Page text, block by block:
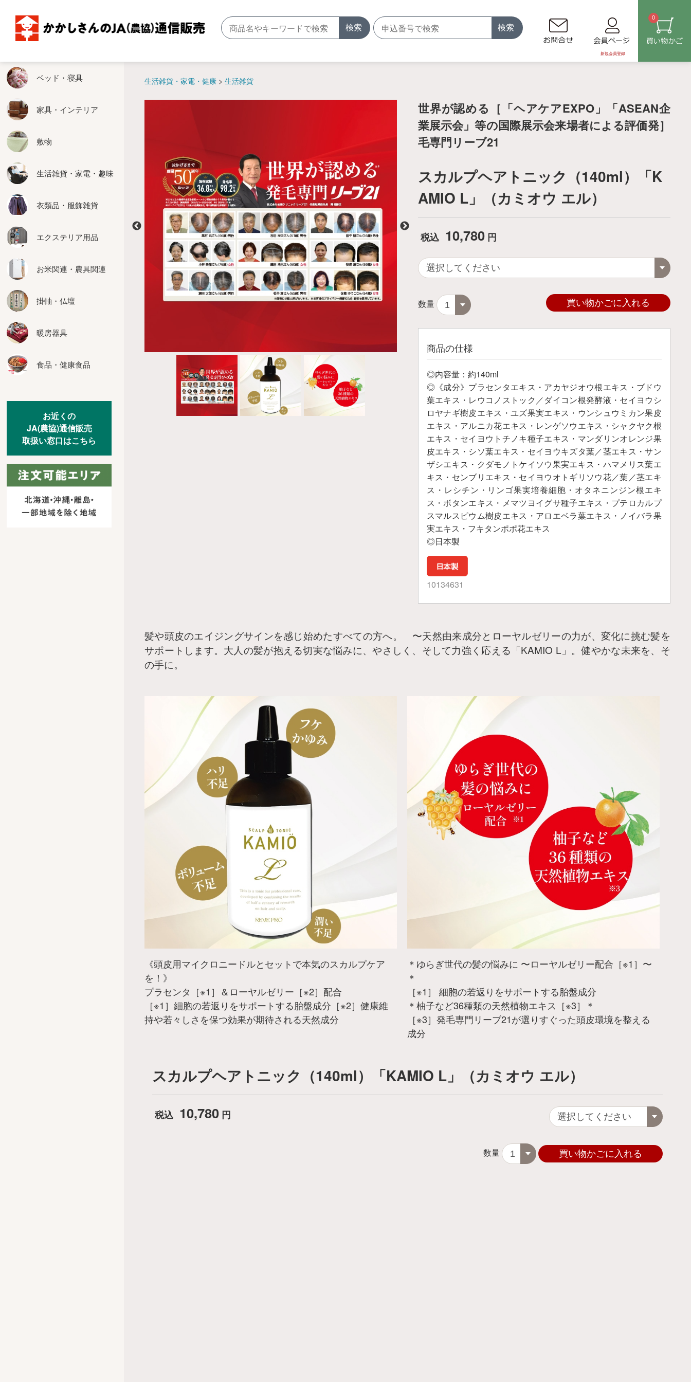
検索 検索
新規会員登録
0
生活雑貨・家電・健康 生活雑貨
世界が認める［「ヘアケアEXPO」「ASEAN企
業展示会」等の国際展示会来場者による評価発］
毛専門リーブ21
スカルプヘアトニック（140ml）「K
AMIO L」（カミオウ エル）
税込 10,780 円
数量 買い物かごに入れる
商品の仕様
◎内容量：約140ml
◎《成分》プラセンタエキス・アカヤジオウ根エキス・ブドウ
葉エキス・レウコノストック／ダイコン根発酵液・セイヨウシ
ロヤナギ樹皮エキス・ユズ果実エキス・ウンシュウミカン果皮
エキス・アルニカ花エキス・レンゲソウエキス・シャクヤク根
エキス・セイヨウトチノキ種子エキス・マンダリンオレンジ果
皮エキス・シソ葉エキス・セイヨウキズタ葉／茎エキス・サン
ザシエキス・クダモノトケイソウ果実エキス・ハマメリス葉エ
キス・センブリエキス・セイヨウオトギリソウ花／葉／茎エキ
ス・レシチン・リンゴ果実培養細胞・オタネニンジン根エキ
ス・ボタンエキス・メマツヨイグサ種子エキス・プテロカルプ
スマルスピウム樹皮エキス・アロエベラ葉エキス・ノイバラ果
実エキス・フキタンポポ花エキス
◎日本製
10134631
髪や頭皮のエイジングサインを感じ始めたすべての方へ。 〜天然由来成分とローヤルゼリーの力が、変化に挑む髪を
サポートします。大人の髪が抱える切実な悩みに、やさしく、そして力強く応える「KAMIO L」。健やかな未来を、そ
の手に。
《頭皮用マイクロニードルとセットで本気のスカルプケア
を！》
プラセンタ［※1］＆ローヤルゼリー［※2］配合
［※1］細胞の若返りをサポートする胎盤成分［※2］健康維
持や若々しさを保つ効果が期待される天然成分
＊ゆらぎ世代の髪の悩みに 〜ローヤルゼリー配合［※1］〜
＊
［※1］ 細胞の若返りをサポートする胎盤成分
＊柚子など36種類の天然植物エキス［※3］＊
［※3］発毛専門リーブ21が選りすぐった頭皮環境を整える
成分
スカルプヘアトニック（140ml）「KAMIO L」（カミオウ エル）
税込 10,780 円
数量 買い物かごに入れる
ベッド・寝具 ベッド・寝具
ベッド
その他の寝具
家具・インテリア
家具・インテリア
収納家具
ソファー
座布団
インテリア用品
その他の家具
敷物
敷物
い草
玄関マット
その他の敷物
生活雑貨・家電・趣味
生活雑貨・家電・趣味
健康
キッチン用品
衣類品・服飾雑貨
衣類品・服飾雑貨
婦人服
服飾雑貨
エクステリア用品
エクステリア用品
物置
エクステリアその他
お米関連・農具関連
お米関連・農具関連
玄米保冷庫
その他お米関連
農具関連
掛軸・仏壇
掛軸・仏壇
掛軸
暖房器具
暖房器具
こたつ
食品・健康食品
食品・健康食品
食品
お近くの
JA(農協)通信販売
取扱い窓口はこちら